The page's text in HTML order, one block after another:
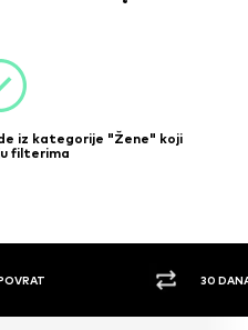
iz kategorije "Žene" koji
filterima